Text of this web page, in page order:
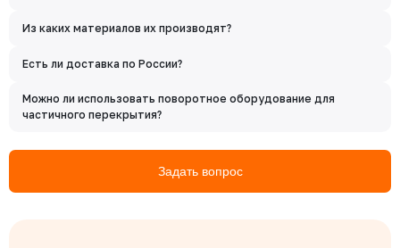
Из каких материалов их производят?
Есть ли доставка по России?
Можно ли использовать поворотное оборудование для
частичного перекрытия?
Задать вопрос